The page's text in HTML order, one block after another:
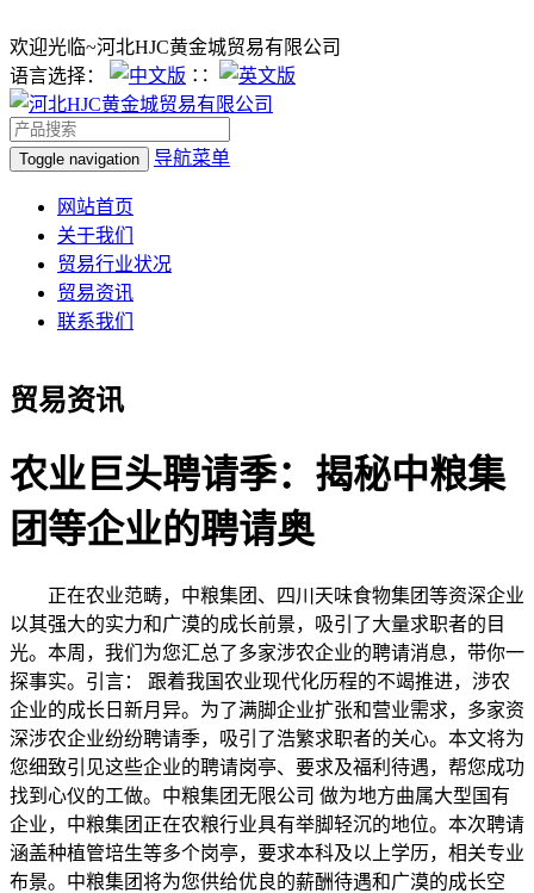
欢迎光临~河北HJC黄金城贸易有限公司
语言选择：
∷
Toggle navigation 导航菜单
网站首页
关于我们
贸易行业状况
贸易资讯
联系我们
贸易资讯
农业巨头聘请季：揭秘中粮集
团等企业的聘请奥
正在农业范畴，中粮集团、四川天味食物集团等资深企业
以其强大的实力和广漠的成长前景，吸引了大量求职者的目
光。本周，我们为您汇总了多家涉农企业的聘请消息，带你一
探事实。引言： 跟着我国农业现代化历程的不竭推进，涉农
企业的成长日新月异。为了满脚企业扩张和营业需求，多家资
深涉农企业纷纷聘请季，吸引了浩繁求职者的关心。本文将为
您细致引见这些企业的聘请岗亭、要求及福利待遇，帮您成功
找到心仪的工做。中粮集团无限公司 做为地方曲属大型国有
企业，中粮集团正在农粮行业具有举脚轻沉的地位。本次聘请
涵盖种植管培生等多个岗亭，要求本科及以上学历，相关专业
布景。中粮集团将为您供给优良的薪酬待遇和广漠的成长空